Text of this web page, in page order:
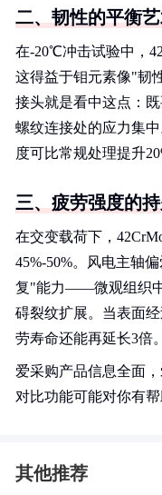
二、韧性的平衡
在-20℃冲击试验中，
这得益于钼元素像"韧
接头就是看中这点：
螺纹连接处的应力集
度可比常规处理提升
三、疲劳强度的
在交变载荷下，
45%-50%。风电主轴
复"能力——微观组织
碍裂纹扩展。当表面
劳寿命还能再延长3倍。
爱采购产品信息全面
对比功能可能对你有
其他推荐